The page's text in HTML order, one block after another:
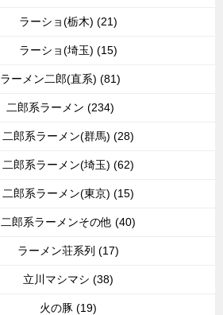
ラーショ(栃木) (21)
ラーショ(埼玉) (15)
ラーメン二郎(直系) (81)
二郎系ラーメン (234)
二郎系ラーメン(群馬) (28)
二郎系ラーメン(埼玉) (62)
二郎系ラーメン(東京) (15)
二郎系ラーメンその他 (40)
ラーメン荘系列 (17)
立川マシマシ (38)
火の豚 (19)